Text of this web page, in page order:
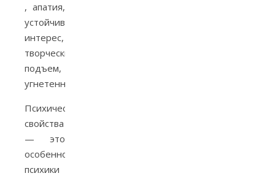
, апатия​,
устойчивый
интерес​,
творческий
подъем​,
угнетенность.
Психический
свойства
— это
особенности
психики